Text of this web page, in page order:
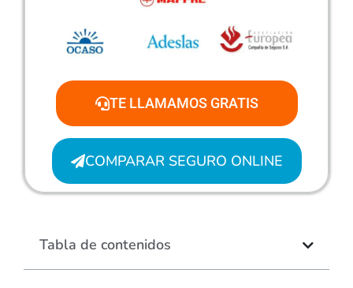
TE LLAMAMOS GRATIS
COMPARAR SEGURO ONLINE
Tabla de contenidos